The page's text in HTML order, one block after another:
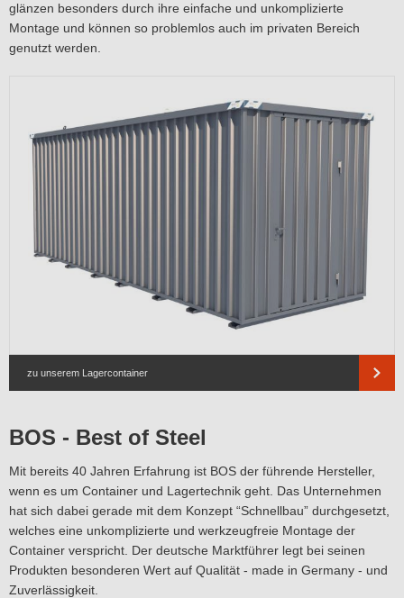
glänzen besonders durch ihre einfache und unkomplizierte
Montage und können so problemlos auch im privaten Bereich
genutzt werden.
zu unserem Lagercontainer
BOS - Best of Steel
Mit bereits 40 Jahren Erfahrung ist BOS der führende Hersteller,
wenn es um Container und Lagertechnik geht. Das Unternehmen
hat sich dabei gerade mit dem Konzept “Schnellbau” durchgesetzt,
welches eine unkomplizierte und werkzeugfreie Montage der
Container verspricht. Der deutsche Marktführer legt bei seinen
Produkten besonderen Wert auf Qualität - made in Germany - und
Zuverlässigkeit.